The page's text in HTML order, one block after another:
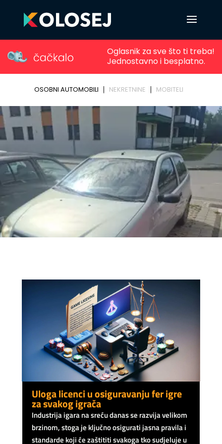
Uloga licenci u osiguravanju fer igre
za svakog igrača
Industrija igara na sreću danas se razvija velikom
brzinom, stoga je ključno osigurati jasna pravila i
standarde koji će zaštititi svakoga tko sudjeluje u